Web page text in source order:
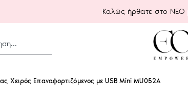
Καλώς ήρθατε στο ΝΕΟ
Χειρός Επαναφορτιζόμενος με USB Mini MU052A